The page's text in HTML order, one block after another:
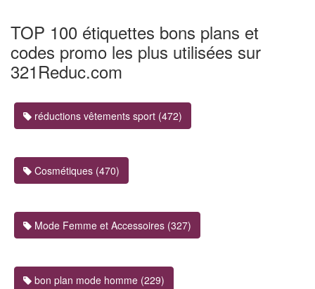
TOP 100 étiquettes bons plans et
codes promo les plus utilisées sur
321Reduc.com
réductions vêtements sport (472)
Cosmétiques (470)
Mode Femme et Accessoires (327)
bon plan mode homme (229)